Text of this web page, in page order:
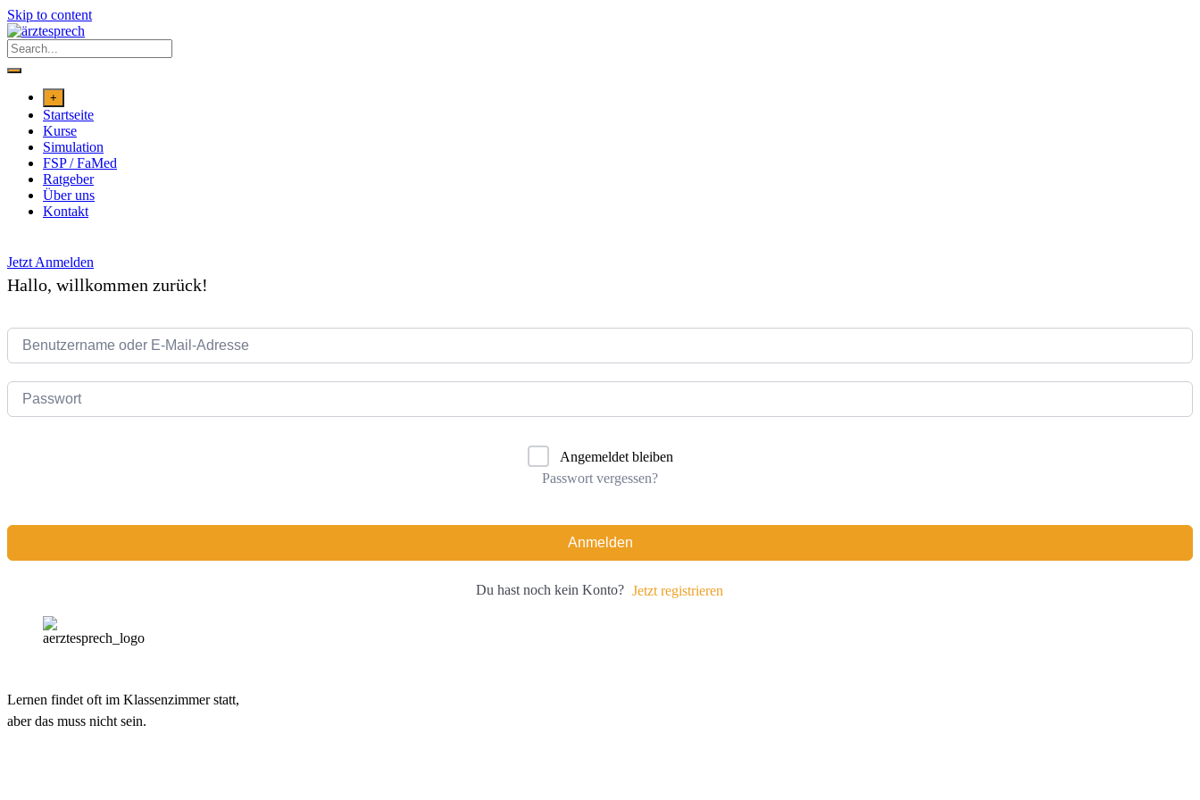
Skip to content
+
Startseite
Kurse
Simulation
FSP / FaMed
Ratgeber
Über uns
Kontakt
Jetzt Anmelden
Hallo, willkommen zurück!
Angemeldet bleiben
Passwort vergessen?
Anmelden
Du hast noch kein Konto? Jetzt registrieren
Lernen findet oft im Klassenzimmer statt,
aber das muss nicht sein.